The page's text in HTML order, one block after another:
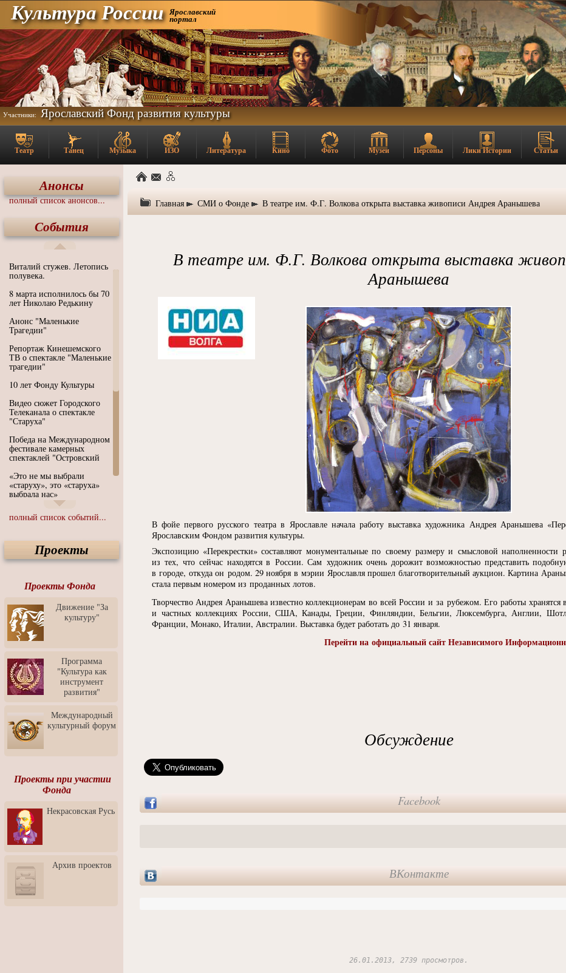
Культура России Ярославский
портал
Участники: Ярославский Фонд развития культуры
Театр Танец Музыка ИЗО Литература Кино Фото Музеи Персоны Лики Истории Статьи
Анонсы
полный список анонсов...
События
Виталий стужев. Летопись
полувека.
8 марта исполнилось бы 70
лет Николаю Редькину
Анонс "Маленькие
Трагедии"
Репортаж Кинешемского
ТВ о спектакле "Маленькие
трагедии"
10 лет Фонду Культуры
Видео сюжет Городского
Телеканала о спектакле
"Старуха"
Победа на Международном
фестивале камерных
спектаклей "Островский
«Это не мы выбрали
«старуху», это «старуха»
выбрала нас»
Иммерсивный спектакль
"Язык чистого полета
Спектакль "Крик" в Музее
Современного Искусства
современного искусства от
Медиа-школа "ФОКУС"
Моноспектакль
"Вертинский. Исповедь
Барона"
"Притяжение" в центре
ЛЕКСУС - ЯРОСЛАВЛЬ
Презентация выставки
Зураба Церетели
Пресс-конференция к
открытию выставки Зураба
Церетели
Фестиваль уличной
Отчётный концерт детского
театра танца "Задоринка"
Профессионалов - Эпизод
3: Обусловленности
человека и их влияние на
карьеру
скульптором Дмитрием
Тугариновым
АртБульвар в День города
полный список событий...
Проекты
Проекты Фонда
Движение "За
культуру"
Программа
"Культура как
инструмент
развития"
Международный
культурный форум
Проекты при участии
Фонда
Некрасовская Русь
Архив проектов
Главная СМИ о Фонде В театре им. Ф.Г. Волкова открыта выставка живописи Андрея Аранышева
В театре им. Ф.Г. Волкова открыта выставка
Аранышева
В фойе первого русского театра в Ярославле начала работу выставка художника Андрея Аранышева «
Ярославским Фондом развития культуры.
Экспозицию «Перекрестки» составляют монументальные по своему размеру и смысловой наполненности
из тех, что сейчас находятся в России. Сам художник очень дорожит возможностью представить
в городе, откуда он родом. 29 ноября в мэрии Ярославля прошел благотворительный аукцион. Картина
стала первым номером из проданных лотов.
Творчество Андрея Аранышева известно коллекционерам во всей России и за рубежом. Его работы хранятся
и частных коллекциях России, США, Канады, Греции, Финляндии, Бельгии, Люксембурга, Англии,
Франции, Монако, Италии, Австралии. Выставка будет работать до 31 января.
Перейти на официальный сайт Независимого
Обсуждение
Facebook
ВКонтакте
26.01.2013, 2739 просмотров.